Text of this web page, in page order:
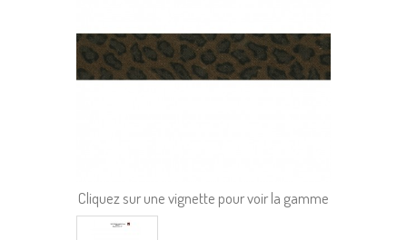
Cliquez sur une vignette pour voir la gamme